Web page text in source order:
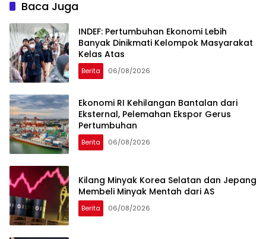
Baca Juga
INDEF: Pertumbuhan Ekonomi Lebih
Banyak Dinikmati Kelompok Masyarakat
Kelas Atas
Berita 06/08/2026
Ekonomi RI Kehilangan Bantalan dari
Eksternal, Pelemahan Ekspor Gerus
Pertumbuhan
Berita 06/08/2026
Kilang Minyak Korea Selatan dan Jepang
Membeli Minyak Mentah dari AS
Berita 06/08/2026